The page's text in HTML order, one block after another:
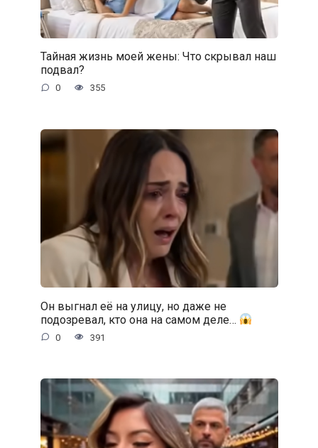
Тайная жизнь моей жены: Что скрывал наш
подвал?
0 355
Он выгнал её на улицу, но даже не
подозревал, кто она на самом деле…
0 391